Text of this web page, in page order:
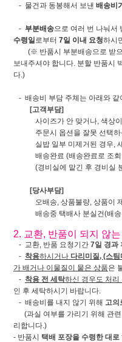
- 물건과 동봉해서 보낸 배송비
- 부분배송으로 여러 번 나눠서
수령일 로부터 7일 이내 요청하시
(※ 반품시 부분배송으로 받으
보내주셔야 합니다. 분할 반품시
다.)
- 배송비 부담 주체는 아래와 같
[고객부담]
사이즈가 안 맞거나, 색상이
주문시 옵션을 잘못 선택하
실밥 일부 미제거된 경우, 새
배송완료 (배송완료로 조회
(경비실에 맡긴 후 경비실
[당사부담]
오배송, 상품불량, 상품이 제
배송중 택배사 분실건(배송
2. 교환, 반품이 되지 않
- 교환, 반품 요청기간 7일 경과
- 착용하시거나 다리미질, (스
가 배거나 이물질이 뭍은 상품은
- 착용 전 세탁하신 경우도 처리
인 후 세탁하시기 바랍니다.
- 배송비를 내지 않기 위해 고의
(과실 여부를 가리기 위해 관련
리합니다.)
- 반품시 택배 포장을 수령한 대